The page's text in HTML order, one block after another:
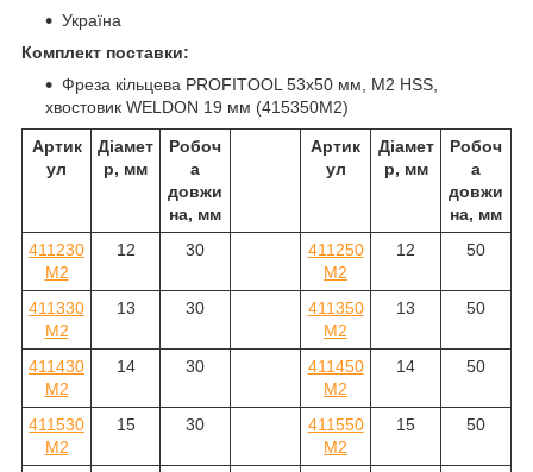
Україна
Комплект поставки:
Фреза кільцева PROFITOOL 53х50 мм, M2 HSS,
хвостовик WELDON 19 мм (415350M2)
Артик
ул
Діамет
р, мм
Робоч
а
довжи
на, мм
Артик
ул
Діамет
р, мм
Робоч
а
довжи
на, мм
411230
M2
12 30
411250
M2
12 50
411330
M2
13 30
411350
M2
13 50
411430
M2
14 30
411450
M2
14 50
411530
M2
15 30
411550
M2
15 50